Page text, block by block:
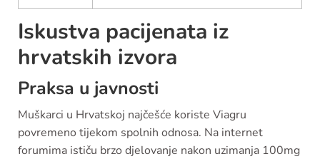
Iskustva pacijenata iz
hrvatskih izvora
Praksa u javnosti
Muškarci u Hrvatskoj najčešće koriste Viagru
povremeno tijekom spolnih odnosa. Na internet
forumima ističu brzo djelovanje nakon uzimanja 100mg